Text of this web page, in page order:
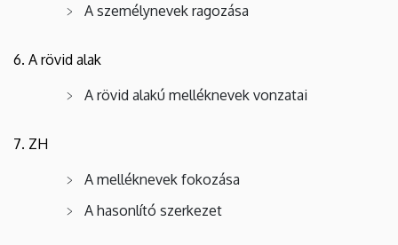
A személynevek ragozása
6. A rövid alak
A rövid alakú melléknevek vonzatai
7. ZH
A melléknevek fokozása
A hasonlító szerkezet